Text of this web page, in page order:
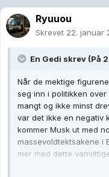
Ryuuou
Skrevet 22. januar
En Gedi skrev (På
Når de mektige
seg inn i politikken
mangt og ikke minst
var det ikke en negativ
kommer Musk ut med
massevoldtektsakene i
mer med dette